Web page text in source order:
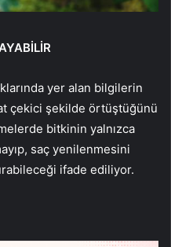
yer alan bilgilerin
çekici şekilde örtüştüğünü
bitkinin yalnızca
saç yenilenmesini
ifade ediliyor.